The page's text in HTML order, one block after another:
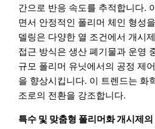
간으로 반응 속도를 추적합니다.
면서 안정적인 폴리머 체인 형성
델링은 다양한 열 조건에서 개시
접근 방식은 생산 폐기물과 운영
규모 폴리머 유닛에서의 공정 제
을 향상시킵니다. 이 트렌드는 화
조로의 전환을 강조합니다.
특수 및 맞춤형 폴리머화 개시제